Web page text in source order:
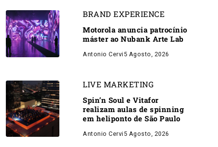
BRAND EXPERIENCE
Motorola anuncia patrocínio
máster ao Nubank Arte Lab
Antonio Cervi 5 Agosto, 2026
LIVE MARKETING
Spin’n Soul e Vitafor
realizam aulas de spinning
em heliponto de São Paulo
Antonio Cervi 5 Agosto, 2026